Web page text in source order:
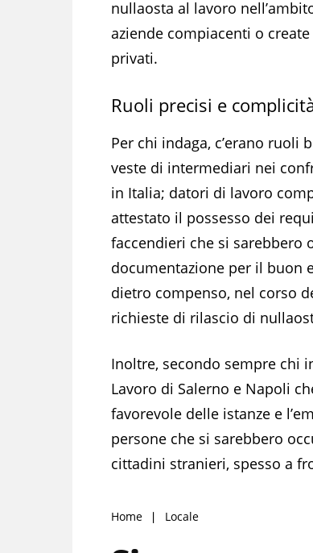
nullaosta al lavoro
aziende compiacenti o
privati.
Ruoli precisi e
Per chi indaga, c’erano
veste di intermediari nei
in Italia; datori di lavoro
attestato il possesso dei
faccendieri che si sarebbero
documentazione per il buon
dietro compenso, nel corso
richieste di rilascio di
Inoltre, secondo sempre chi
Lavoro di Salerno e Napoli
favorevole delle istanze e
persone che si sarebbero
cittadini stranieri, spesso a
Home Locale